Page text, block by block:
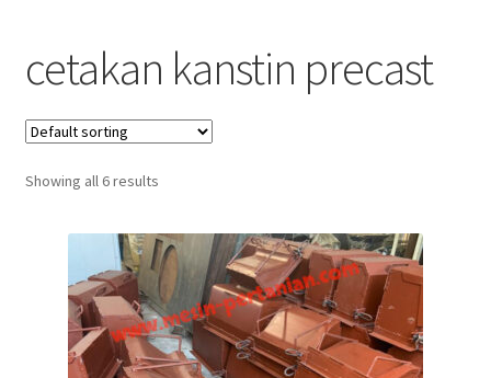
Cart
Checkout
Kontak Kami
My account
Sample Page
cetakan kanstin precast
Showing all 6 results